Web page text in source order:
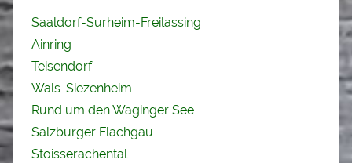
Saaldorf-Surheim-Freilassing
Ainring
Teisendorf
Wals-Siezenheim
Rund um den Waginger See
Salzburger Flachgau
Stoisserachental